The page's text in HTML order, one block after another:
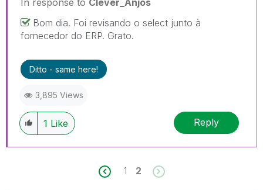
Bom dia. Foi revisando o select junto à
fornecedor do ERP. Grato.
Ditto - same here!
3,895 Views
1 Like Reply
1 2